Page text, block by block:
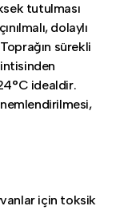
tutulması
dolaylı
sürekli
24°C idealdir.
için toksik